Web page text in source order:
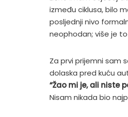
između ciklusa, bilo
posljednji nivo
neophodan; više je
Za prvi prijemni sam
dolaska pred kuću
“Žao mi je, ali niste
Nisam nikada bio